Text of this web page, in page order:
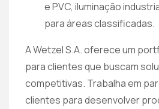
e PVC, iluminação
para áreas classificadas.
A Wetzel S.A. oferece um
para clientes que buscam
competitivas. Trabalha em
clientes para desenvolver